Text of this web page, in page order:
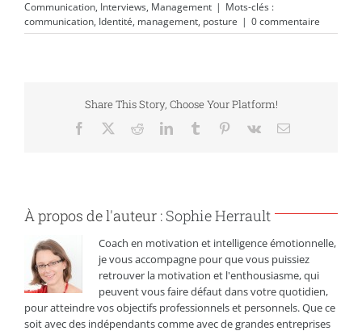
Communication, Interviews, Management | Mots-clés :
communication, Identité, management, posture | 0 commentaire
Share This Story, Choose Your Platform!
Facebook RedditLinkedInTumblr Pinterest
Vk Email
À propos de l'auteur : Sophie Herrault
Coach en motivation et intelligence émotionnelle,
je vous accompagne pour que vous puissiez
retrouver la motivation et l'enthousiasme, qui
peuvent vous faire défaut dans votre quotidien,
pour atteindre vos objectifs professionnels et personnels. Que ce
soit avec des indépendants comme avec de grandes entreprises